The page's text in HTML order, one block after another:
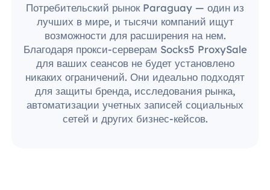
Потребительский рынок Paraguay — один из
лучших в мире, и тысячи компаний ищут
возможности для расширения на нем.
Благодаря прокси-серверам Socks5 ProxySale
для ваших сеансов не будет установлено
никаких ограничений. Они идеально подходят
для защиты бренда, исследования рынка,
автоматизации учетных записей социальных
сетей и других бизнес-кейсов.